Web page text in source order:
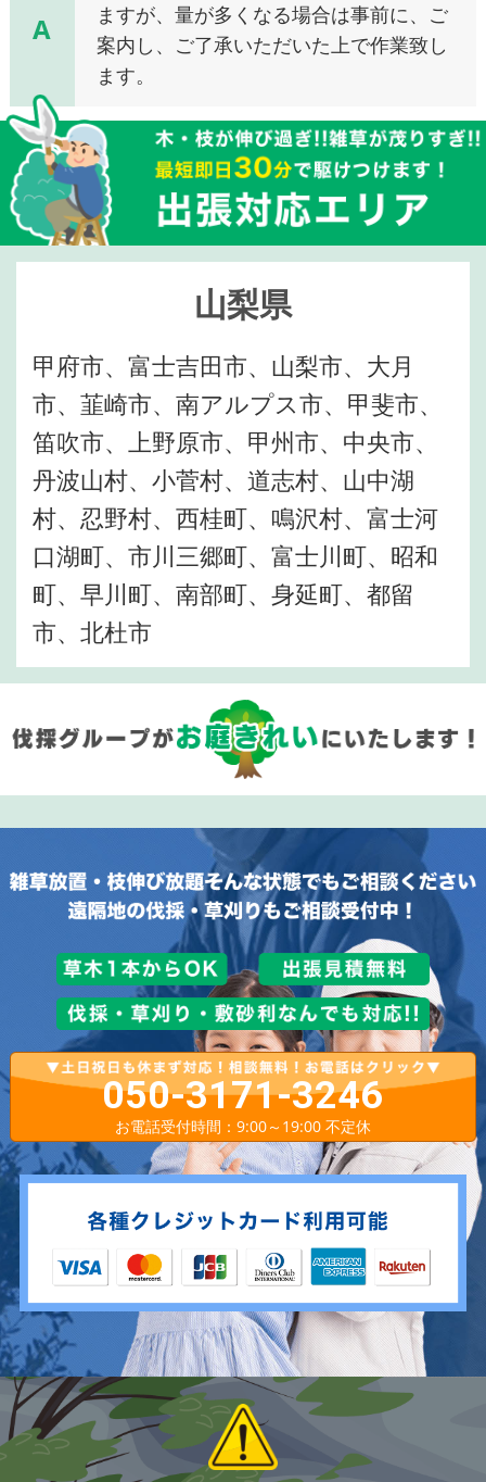
A
ますが、量が多くなる場合は事前に、ご
案内し、ご了承いただいた上で作業致し
ます。
山梨県
甲府市、富士吉田市、山梨市、大月
市、韮崎市、南アルプス市、甲斐市、
笛吹市、上野原市、甲州市、中央市、
丹波山村、小菅村、道志村、山中湖
村、忍野村、西桂町、鳴沢村、富士河
口湖町、市川三郷町、富士川町、昭和
町、早川町、南部町、身延町、都留
市、北杜市
050-3171-3246
お電話受付時間：9:00～19:00 不定休